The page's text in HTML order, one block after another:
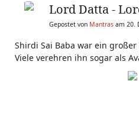
Lord Datta -
Gepostet von Mantras am 20.
Shirdi Sai Baba war ein
Viele verehren ihn sogar als